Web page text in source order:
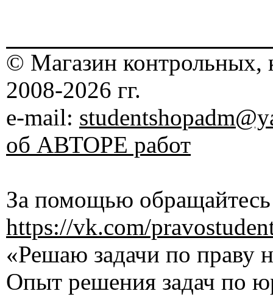
© Магазин контрольных,
2008-2026 гг.
e-mail:
об АВТОРЕ работ
За помощью
https://vk.com/
«Решаю задачи по праву
Опыт решения задач по